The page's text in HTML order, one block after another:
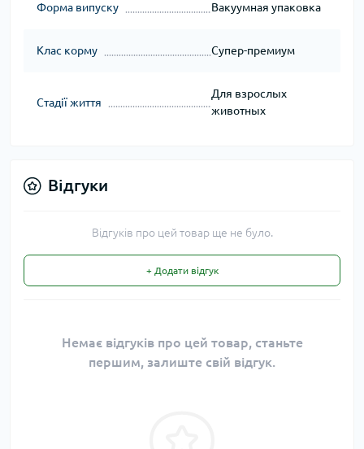
Форма випуску Вакуумная упаковка
Клас корму Супер-премиум
Стадії життя
Для взрослых
животных
Відгуки
Відгуків про цей товар ще не було.
+ Додати відгук
Немає відгуків про цей товар, станьте
першим, залиште свій відгук.